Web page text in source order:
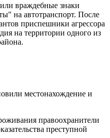
враждебные знаки
на автотранспорт. После
приспешники агрессора
на территории одного из
местонахождение и
правоохранители
преступной